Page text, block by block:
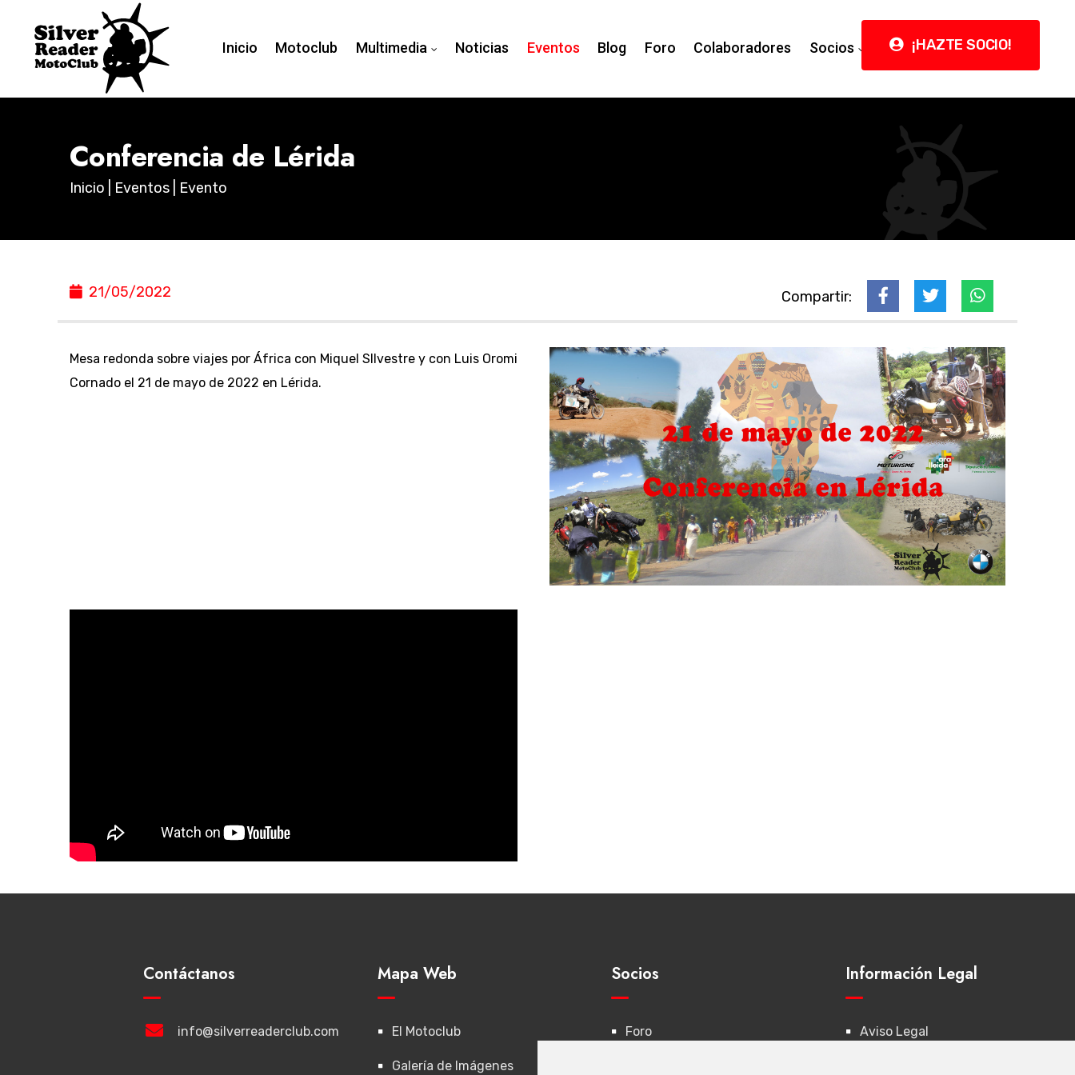
Inicio Motoclub Multimedia Noticias Eventos Blog Foro Colaboradores Socios Contacto
¡HAZTE SOCIO!
Conferencia de Lérida
Inicio Eventos | Evento
21/05/2022 Compartir:
Mesa redonda sobre viajes por África con Miquel SIlvestre y con Luis Oromi
Cornado el 21 de mayo de 2022 en Lérida.
Contáctanos
info@silverreaderclub.com
Mapa Web
El Motoclub
Galería de Imágenes
Socios
Foro
Información Legal
Aviso Legal